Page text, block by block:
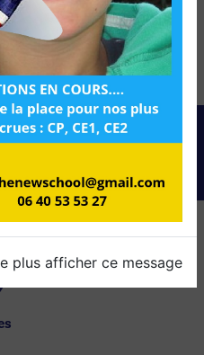
plus afficher ce message
fins probatoires et de
avez le droit de vous
au démarchage
adresse:
Bloctel.gouv.fr
d’informations sur vos
SUR